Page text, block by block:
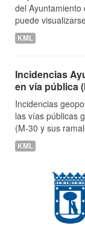
del Ayuntamiento
puede
KML
Incidencias
en vía pública
Incidencias
las vías públicas
(M-30 y sus
KML